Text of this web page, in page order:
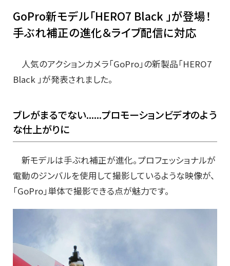
GoPro新モデル「HERO7 Black 」が登場！
手ぶれ補正の進化＆ライブ配信に対応
人気のアクションカメラ「GoPro」の新製品「HERO7
Black 」が発表されました。
ブレがまるでない......プロモーションビデオのよう
な仕上がりに
新モデルは手ぶれ補正が進化。プロフェッショナルが
電動のジンバルを使用して撮影しているような映像が、
「GoPro」単体で撮影できる点が魅力です。